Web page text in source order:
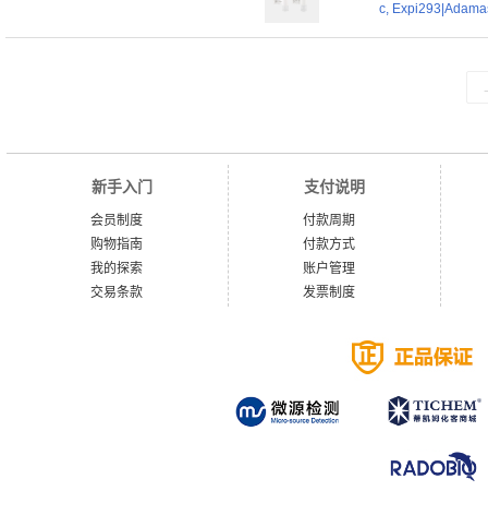
c,
新手入门
会员制度
购物指南
我的探索
交易条款
支付说明
付款周期
付款方式
账户管理
发票制度